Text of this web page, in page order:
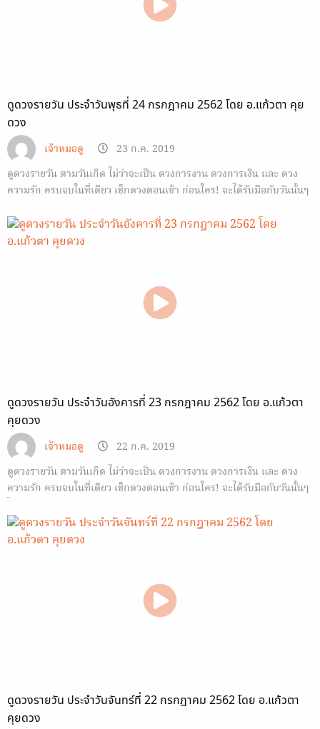
ดูดวงรายวัน ประจำวันพุธที่ 24 กรกฎาคม 2562 โดย อ.แก้วตา คุย
ดวง
เจ้าหมอดู
23 ก.ค. 2019
ดูดวงรายวัน ตามวันเกิด ไม่ว่าจะเป็น ดวงการงาน ดวงการเงิน และ ดวง
ความรัก ครบจบในที่เดียว เช็กดวงตอนเช้า ก่อนใคร! จะได้รับมือกับวันนั้นๆ
ดูดวงรายวัน ประจำวันอังคารที่ 23 กรกฎาคม 2562 โดย อ.แก้วตา
คุยดวง
เจ้าหมอดู
22 ก.ค. 2019
ดูดวงรายวัน ตามวันเกิด ไม่ว่าจะเป็น ดวงการงาน ดวงการเงิน และ ดวง
ความรัก ครบจบในที่เดียว เช็กดวงตอนเช้า ก่อนใคร! จะได้รับมือกับวันนั้นๆ
ดูดวงรายวัน ประจำวันจันทร์ที่ 22 กรกฎาคม 2562 โดย อ.แก้วตา
คุยดวง